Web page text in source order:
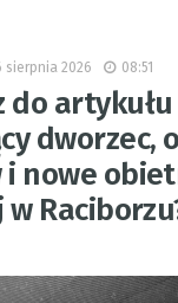
sierpnia 2026 08:51
do artykułu
dworzec,
nowe